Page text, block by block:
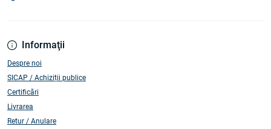
Informaţii
Despre noi
SICAP / Achiziții publice
Certificări
Livrarea
Retur / Anulare